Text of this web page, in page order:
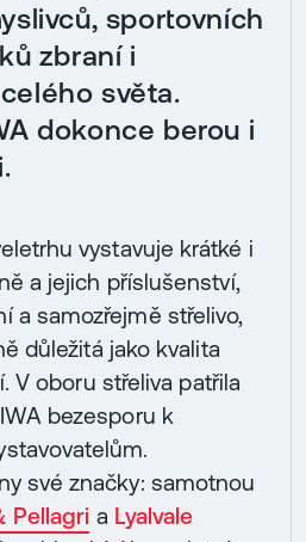
sportovních
zbraní i
světa.
dokonce berou i
vystavuje krátké i
a jejich příslušenství,
a samozřejmě střelivo,
důležitá jako kvalita
V oboru střeliva patřila
bezesporu k
své značky: samotnou
Pellagri a Lyalvale